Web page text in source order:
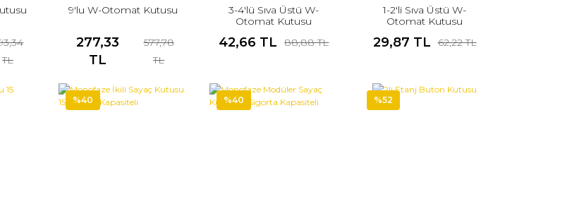
TL
9'lu W-Otomat Kutusu
277,33
TL
577,78
TL
3-4'lü Sıva Üstü W-
Otomat Kutusu
42,66 TL 88,88 TL
1-2'li Sıva Üstü W-
Otomat Kutusu
29,87 TL 62,22 TL
%40 %40 %52